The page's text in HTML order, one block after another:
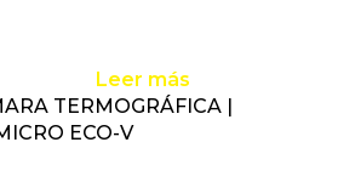
Leer más
TERMOGRÁFICA |
ECO-V